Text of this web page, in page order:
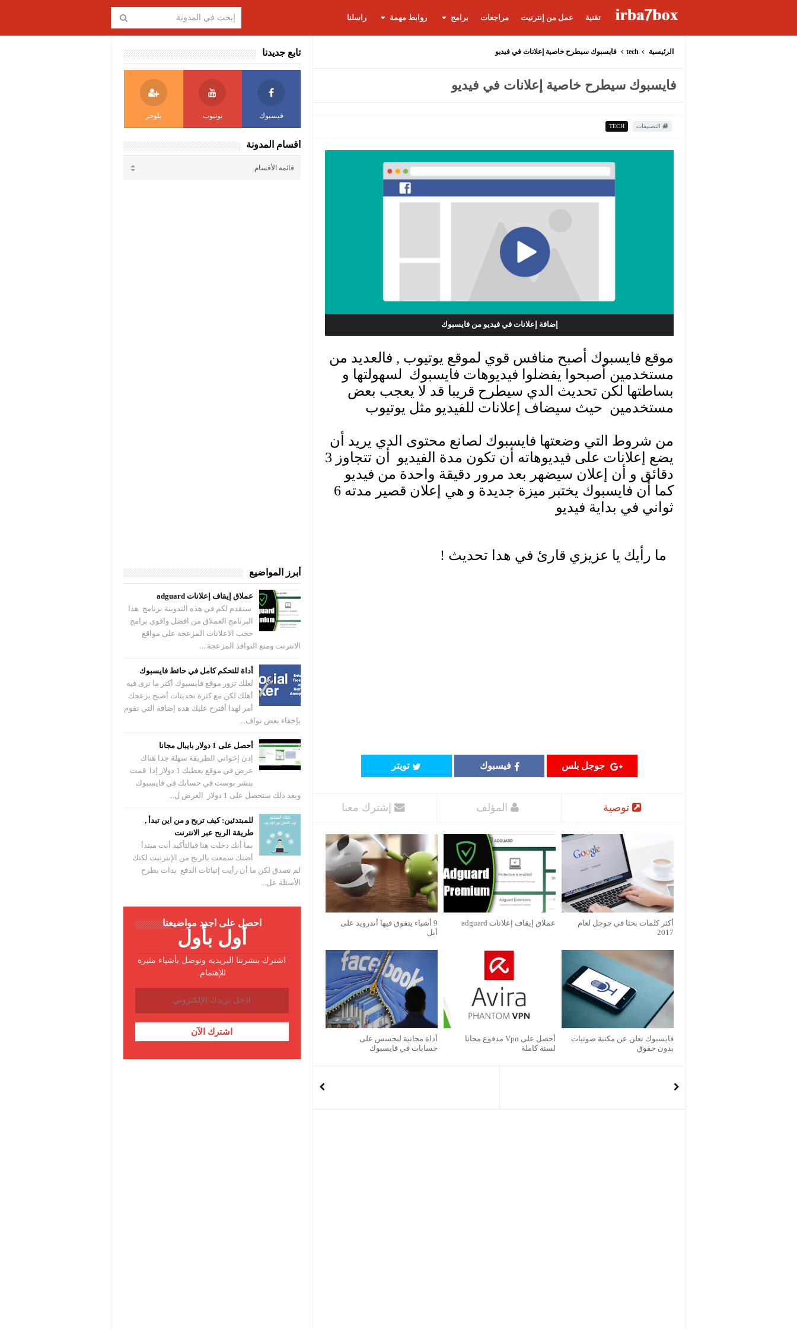
تقنية عمل من إنترنيت مراجعات برامج روابط مهمة راسلنا
الرئيسية tech فايسبوك سيطرح خاصية إعلانات في فيديو
فايسبوك سيطرح خاصية إعلانات في فيديو
التصنيفات TECH
إضافة إعلانات في فيديو من فايسبوك
موقع فايسبوك أصبح منافس قوي لموقع يوتيوب , فالعديد من
مستخدمين أصبحوا يفضلوا فيديوهات فايسبوك لسهولتها و
بساطتها لكن تحديث الدي سيطرح قريبا قد لا يعجب بعض
مستخدمين حيث سيضاف إعلانات للفيديو مثل يوتيوب
من شروط التي وضعتها فايسبوك لصانع محتوى الدي يريد أن
يضع إعلانات على فيديوهاته أن تكون مدة الفيديو أن تتجاوز 3
دقائق و أن إعلان سيضهر بعد مرور دقيقة واحدة من فيديو
ثواني في بداية فيديو
جوجل بلس فيسبوك تويتر
توصية المؤلف إشترك معنا
أكثر كلمات بحثا في جوجل لعام
2017
عملاق إيقاف إعلانات adguard
9 أشياء يتفوق فيها أندرويد على
أبل
فايسبوك تعلن عن مكتبة صوتيات
بدون حقوق
أحصل على Vpn مدفوع مجانا
لسنة كاملة
أداة مجانية لتجسس على
حسابات في فايسبوك
تابع جديدنا
فيسبوك يوتيوب بلوجر
أقسام المدونة
أبرز المواضيع
عملاق إيقاف إعلانات adguard
سنقدم لكم في هذه التدوينة برنامج هذا
البرنامج العملاق من افضل واقوى برامج
حجب الاعلانات المزعجة على مواقع
الانترنت ومنع النوافذ المزعجة ...
أداة للتحكم كامل في حائط فايسبوك
لعلك تزور موقع فايسبوك أكثر ما ترى فيه
أهلك لكن مع كثرة تحديثات أصبح يزعجك
أمر لهدا أقترح عليك هده إضافة التي تقوم
بإخفاء بعض نواف...
أحصل على 1 دولار بايبال مجانا
إدن إخواني الطريقة سهلة جدا هناك
عرض في موقع يعطيك 1 دولار إدا قمت
بنشر بوست في حسابك في فايسبوك
وبعد دلك ستحصل على 1 دولار العرض ل...
للمبتدئين: كيف تربح و من اين تبدأ ,
طريقة الربح عبر الانترنت
بما أنك دخلت هنا فبالتأكيد أنت مبتدأ
أضنك سمعت بالربح من الإنترنيت لكنك
لم تصدق لكن ما أن رأيت إتباثات الدفع بدات بطرح
الأسئلة عل...
احصل على أجدد مواضيعنا
أول بأول
اشترك بنشرتنا البريدية وتوصل بأشياء مثيرة
للإهتمام.